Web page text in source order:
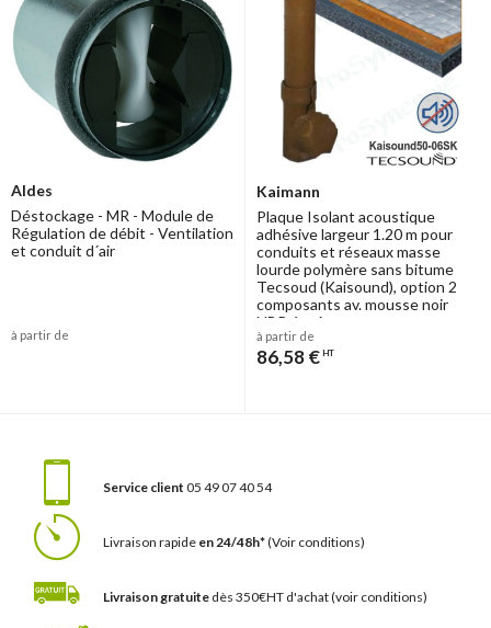
Aldes
Déstockage - MR - Module de
Régulation de débit - Ventilation
et conduit d´air
à partir de
Kaimann
Plaque Isolant acoustique
adhésive largeur 1.20 m pour
conduits et réseaux masse
lourde polymère sans bitume
Tecsoud (Kaisound), option 2
composants av. mousse noir
NBR ép. 6mm
à partir de
86,58 € HT
Service client 05 49 07 40 54
Livraison rapide en 24/48h*(Voir conditions)
Livraison gratuite dès 350€HT d'achat(voir conditions)